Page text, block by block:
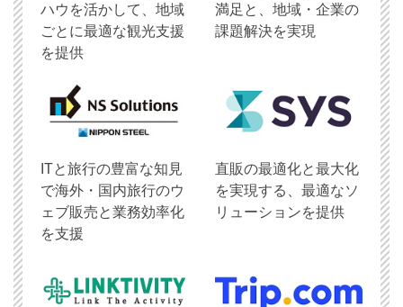
ハウを活かして、地域
ごとに最適な観光支援
を提供
満足と、地域・企業の
課題解決を実現
ITと旅行の豊富な知見
で海外・国内旅行のウ
ェブ販売と業務効率化
を支援
直販の最適化と最大化
を実現する、最適なソ
リューションを提供